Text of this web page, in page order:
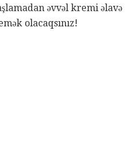
əvvəl kremi əlavə
olacaqsınız!